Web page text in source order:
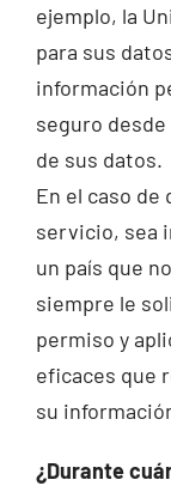
ejemplo, la
para sus
información
seguro
de sus datos.
En el caso
servicio, sea
un país que
siempre le
permiso y
eficaces que
su
¿Durante